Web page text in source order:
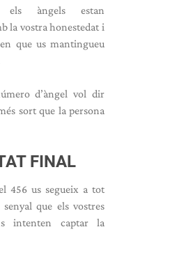
els àngels estan
la vostra honestedat i
que us mantingueu
d’àngel vol dir
sort que la persona
FINAL
456 us segueix a tot
que els vostres
intenten captar la